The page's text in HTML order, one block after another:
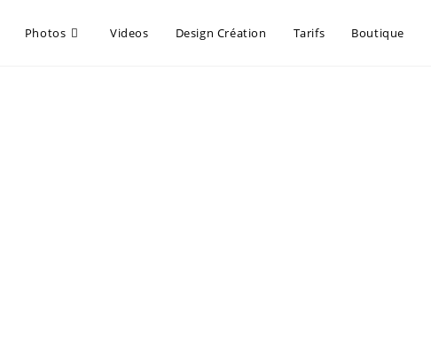
Photos Videos Design Création Tarifs Boutique